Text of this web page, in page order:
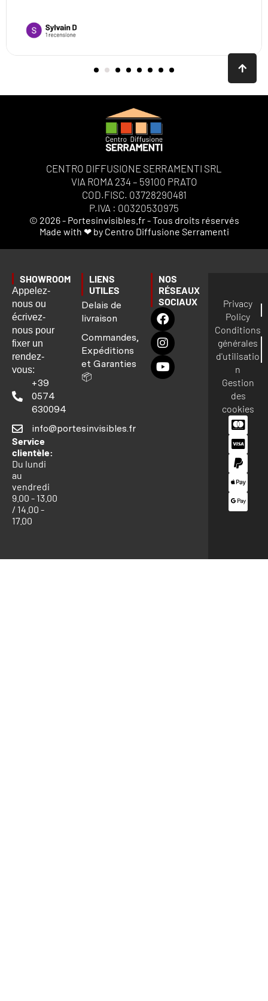
CENTRO DIFFUSIONE SERRAMENTI SRL
VIA ROMA 234 – 59100 PRATO
COD.FISC. 03728290481
P.IVA : 00320530975
© 2026 - Portesinvisibles.fr - Tous droits réservés
Made with ❤ by Centro Diffusione Serramenti
SHOWROOM
Appelez-
nous ou
écrivez-
nous pour
fixer un
rendez-
vous:
+39
0574
630094
info@portesinvisibles.fr
Service
clientèle:
Du lundi
au
vendredi
9.00 - 13.00
/ 14.00 -
17.00
LIENS
UTILES
Delais de
livraison
Commandes,
Expéditions
et Garanties
📦
NOS
RÉSEAUX
SOCIAUX
Privacy
Policy
Conditions
générales
d'utilisatio
n
Gestion
des
cookies